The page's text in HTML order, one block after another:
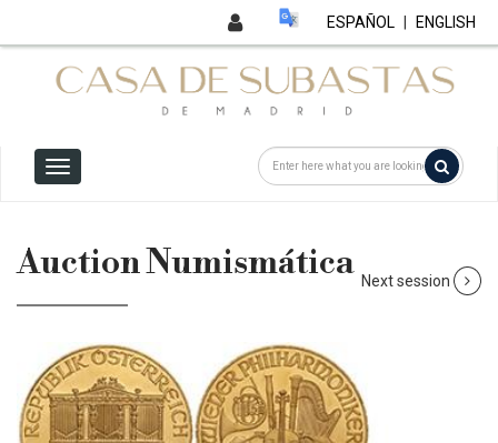
ESPAÑOL ENGLISH
Auction Numismática Next session